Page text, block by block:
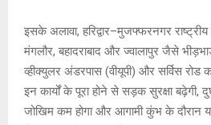
इसके अलावा, हरिद्वार–मुजफ्फरनगर राष्ट्रीय
मंगलौर, बहादराबाद और ज्वालापुर जैसे
व्हीक्युलर अंडरपास (वीयूपी) और सर्विस रोड
इन कार्यों के पूरा होने से सड़क सुरक्षा बढ़ेगी,
जोखिम कम होगा और आगामी कुंभ के दौरान